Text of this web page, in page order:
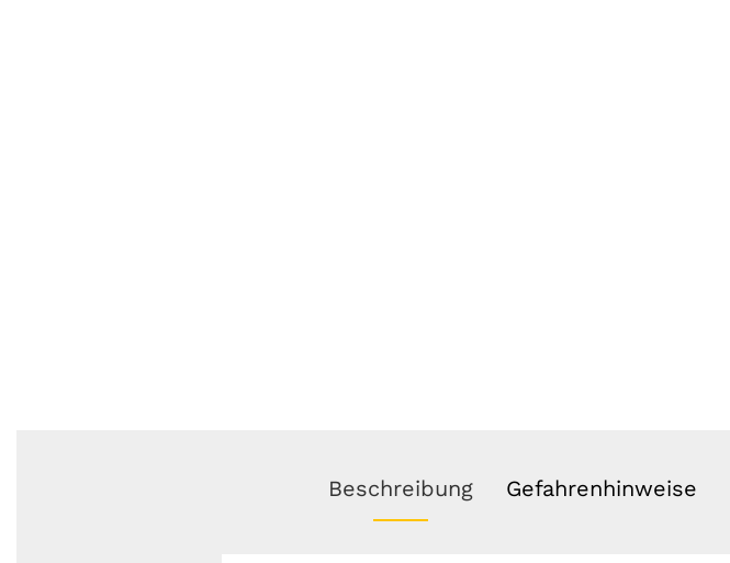
Beschreibung Gefahrenhinweise